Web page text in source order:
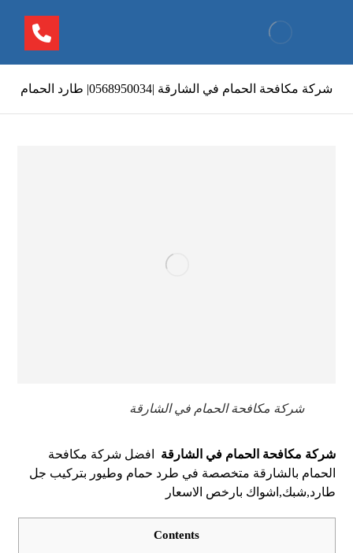
شركة مكافحة الحمام في الشارقة |0568950034| طارد الحمام
شركة مكافحة الحمام في الشارقة
شركة مكافحة الحمام في الشارقة
افضل شركة مكافحة
الحمام بالشارقة متخصصة في طرد حمام وطيور بتركيب جل
طارد,شبك,اشواك بارخص الاسعار
Contents